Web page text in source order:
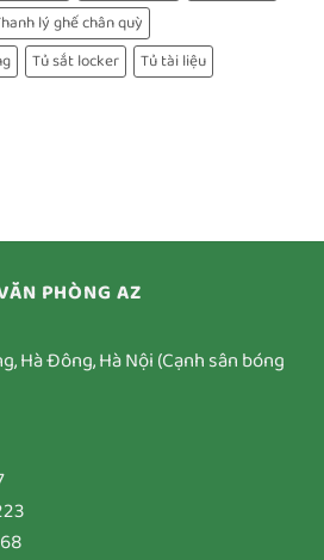
lý ghế chân quỳ
Tủ sắt locker
Tủ tài liệu
PHÒNG AZ
Hà Đông, Hà Nội (Cạnh sân bóng